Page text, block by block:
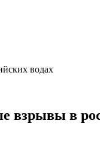
водах
взрывы в